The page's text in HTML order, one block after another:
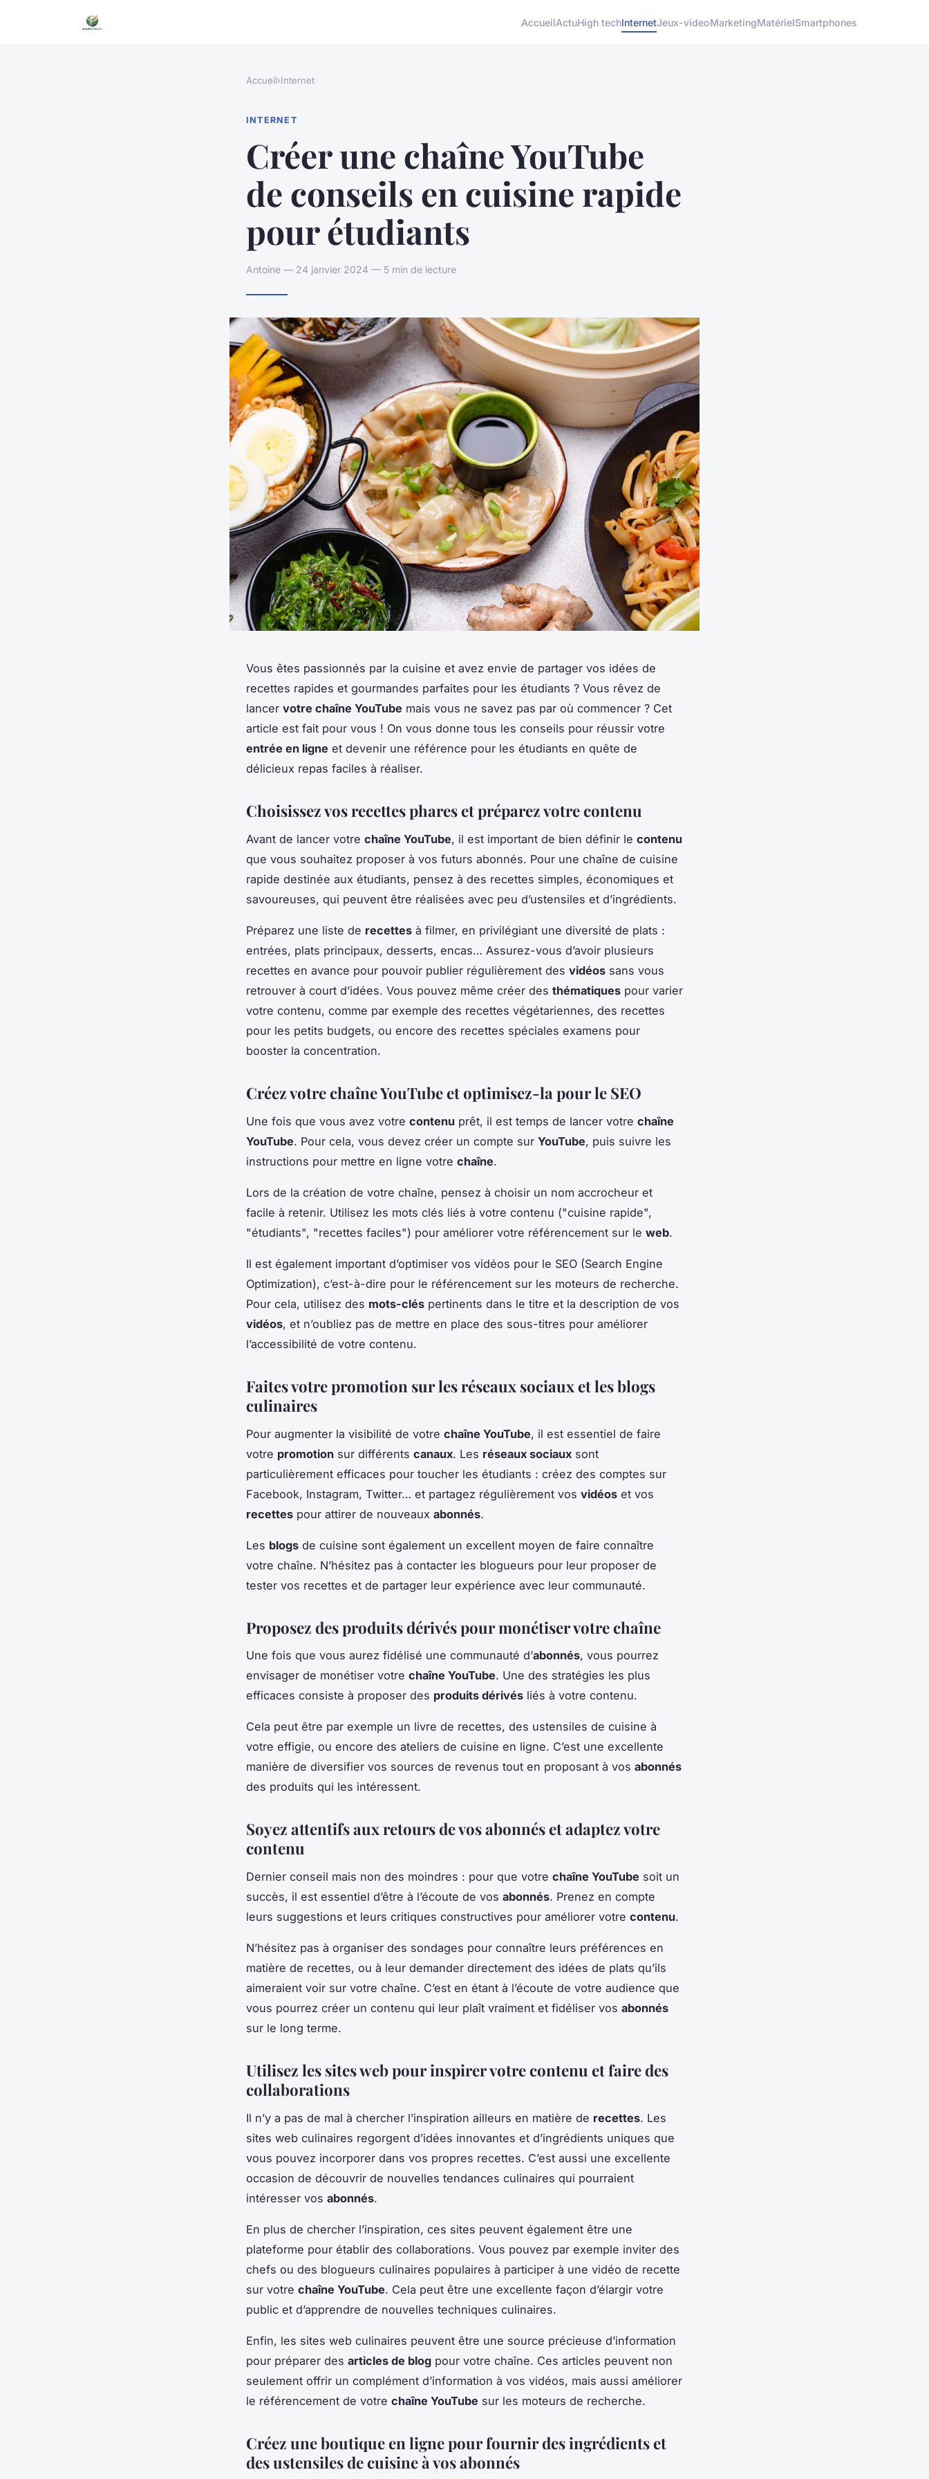
AccueilActuHigh techInternetJeux-videoMarketingMatérielSmartphones
Accueil›Internet
INTERNET
Créer une chaîne YouTube
de conseils en cuisine rapide
pour étudiants
Antoine — 24 janvier 2024 — 5 min de lecture
Vous êtes passionnés par la cuisine et avez envie de partager vos idées de
recettes rapides et gourmandes parfaites pour les étudiants ? Vous rêvez de
lancer votre chaîne YouTube mais vous ne savez pas par où commencer ? Cet
article est fait pour vous ! On vous donne tous les conseils pour réussir votre
entrée en ligne et devenir une référence pour les étudiants en quête de
délicieux repas faciles à réaliser.
Choisissez vos recettes phares et préparez votre contenu
Avant de lancer votre chaîne YouTube, il est important de bien définir le contenu
que vous souhaitez proposer à vos futurs abonnés. Pour une chaîne de cuisine
rapide destinée aux étudiants, pensez à des recettes simples, économiques et
savoureuses, qui peuvent être réalisées avec peu d’ustensiles et d’ingrédients.
Préparez une liste de recettes à filmer, en privilégiant une diversité de plats :
entrées, plats principaux, desserts, encas… Assurez-vous d’avoir plusieurs
recettes en avance pour pouvoir publier régulièrement des vidéos sans vous
retrouver à court d’idées. Vous pouvez même créer des thématiques pour varier
votre contenu, comme par exemple des recettes végétariennes, des recettes
pour les petits budgets, ou encore des recettes spéciales examens pour
booster la concentration.
Créez votre chaîne YouTube et optimisez-la pour le SEO
Une fois que vous avez votre contenu prêt, il est temps de lancer votre chaîne
YouTube. Pour cela, vous devez créer un compte sur YouTube, puis suivre les
instructions pour mettre en ligne votre chaîne.
Lors de la création de votre chaîne, pensez à choisir un nom accrocheur et
facile à retenir. Utilisez les mots clés liés à votre contenu ("cuisine rapide",
"étudiants", "recettes faciles") pour améliorer votre référencement sur le web.
Il est également important d’optimiser vos vidéos pour le SEO (Search Engine
Optimization), c’est-à-dire pour le référencement sur les moteurs de recherche.
Pour cela, utilisez des mots-clés pertinents dans le titre et la description de vos
vidéos, et n’oubliez pas de mettre en place des sous-titres pour améliorer
l’accessibilité de votre contenu.
Faites votre promotion sur les réseaux sociaux et les blogs
culinaires
Pour augmenter la visibilité de votre chaîne YouTube, il est essentiel de faire
votre promotion sur différents canaux. Les réseaux sociaux sont
particulièrement efficaces pour toucher les étudiants : créez des comptes sur
Facebook, Instagram, Twitter… et partagez régulièrement vos vidéos et vos
recettes pour attirer de nouveaux abonnés.
Les blogs de cuisine sont également un excellent moyen de faire connaître
votre chaîne. N’hésitez pas à contacter les blogueurs pour leur proposer de
tester vos recettes et de partager leur expérience avec leur communauté.
Proposez des produits dérivés pour monétiser votre chaîne
Une fois que vous aurez fidélisé une communauté d’abonnés, vous pourrez
envisager de monétiser votre chaîne YouTube. Une des stratégies les plus
efficaces consiste à proposer des produits dérivés liés à votre contenu.
Cela peut être par exemple un livre de recettes, des ustensiles de cuisine à
votre effigie, ou encore des ateliers de cuisine en ligne. C’est une excellente
manière de diversifier vos sources de revenus tout en proposant à vos abonnés
des produits qui les intéressent.
Soyez attentifs aux retours de vos abonnés et adaptez votre
contenu
Dernier conseil mais non des moindres : pour que votre chaîne YouTube soit un
succès, il est essentiel d’être à l’écoute de vos abonnés. Prenez en compte
leurs suggestions et leurs critiques constructives pour améliorer votre contenu.
N’hésitez pas à organiser des sondages pour connaître leurs préférences en
matière de recettes, ou à leur demander directement des idées de plats qu’ils
aimeraient voir sur votre chaîne. C’est en étant à l’écoute de votre audience que
vous pourrez créer un contenu qui leur plaît vraiment et fidéliser vos abonnés
sur le long terme.
Utilisez les sites web pour inspirer votre contenu et faire des
collaborations
Il n’y a pas de mal à chercher l’inspiration ailleurs en matière de recettes. Les
sites web culinaires regorgent d’idées innovantes et d’ingrédients uniques que
vous pouvez incorporer dans vos propres recettes. C’est aussi une excellente
occasion de découvrir de nouvelles tendances culinaires qui pourraient
intéresser vos abonnés.
En plus de chercher l’inspiration, ces sites peuvent également être une
plateforme pour établir des collaborations. Vous pouvez par exemple inviter des
chefs ou des blogueurs culinaires populaires à participer à une vidéo de recette
sur votre chaîne YouTube. Cela peut être une excellente façon d’élargir votre
public et d’apprendre de nouvelles techniques culinaires.
Enfin, les sites web culinaires peuvent être une source précieuse d’information
pour préparer des articles de blog pour votre chaîne. Ces articles peuvent non
seulement offrir un complément d’information à vos vidéos, mais aussi améliorer
le référencement de votre chaîne YouTube sur les moteurs de recherche.
Créez une boutique en ligne pour fournir des ingrédients et
des ustensiles de cuisine à vos abonnés